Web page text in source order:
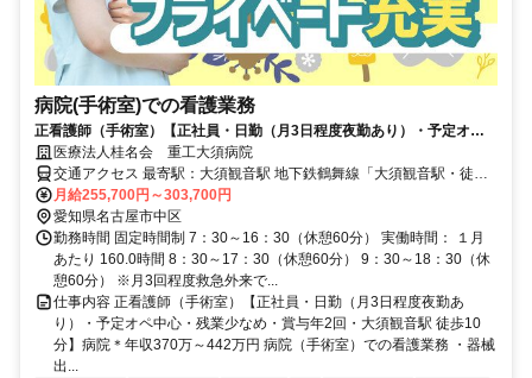
病院(手術室)での看護業務
正看護師（手術室）【正社員・日勤（月3日程度夜勤あり）・予定オペ
中心・残業少なめ・賞与年2回・大須観音駅 徒歩10分】病院＊年収370
万～442万円
医療法人桂名会 重工大須病院
交通アクセス 最寄駅：大須観音駅 地下鉄鶴舞線「大須観音駅・徒歩
10分」 名鉄名古屋本線「山王駅・徒歩10分」 所在地：愛知県名古屋
市中区松原
月給255,700円～303,700円
愛知県名古屋市中区
勤務時間 固定時間制 7：30～16：30（休憩60分） 実働時間： １月
あたり 160.0時間 8：30～17：30（休憩60分） 9：30～18：30（休
憩60分） ※月3回程度救急外来で...
仕事内容 正看護師（手術室）【正社員・日勤（月3日程度夜勤あ
り）・予定オペ中心・残業少なめ・賞与年2回・大須観音駅 徒歩10
分】病院＊年収370万～442万円 病院（手術室）での看護業務 ・器械
出...